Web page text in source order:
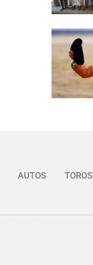
AUTOS TOROS